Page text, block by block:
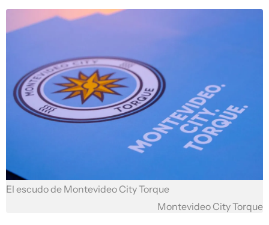
El escudo de Montevideo City Torque
Montevideo City Torque